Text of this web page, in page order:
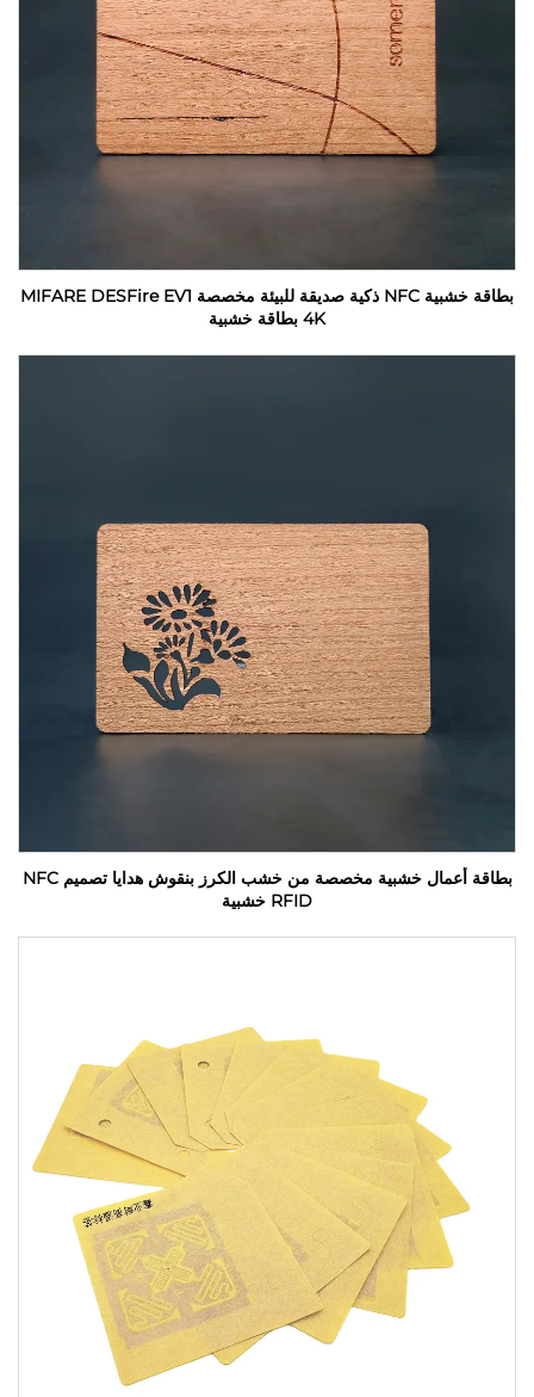
بطاقة خشبية NFC ذكية صديقة للبيئة مخصصة MIFARE DESFire EV1
4K بطاقة خشبية
بطاقة أعمال خشبية مخصصة من خشب الكرز بنقوش هدايا تصميم NFC
RFID خشبية